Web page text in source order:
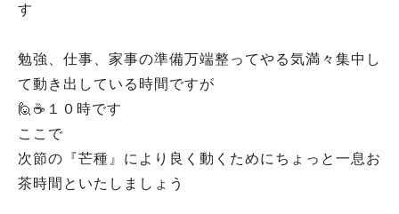
す
勉強、仕事、家事の準備万端整ってやる気満々集中し
て動き出している時間ですが
🙋☕１０時です
ここで
次節の『芒種』により良く動くためにちょっと一息お
茶時間といたしましょう